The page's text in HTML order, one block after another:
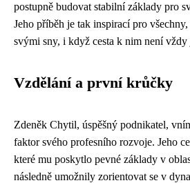
postupně budovat stabilní základy pro
Jeho příběh je tak inspirací pro
svými sny, i když cesta k nim není vždy
Vzdělání a první krůčky
Zdeněk Chytil, úspěšný podnikatel,
faktor svého profesního rozvoje. Jeho
které mu poskytlo pevné základy v
následně umožnily zorientovat se v